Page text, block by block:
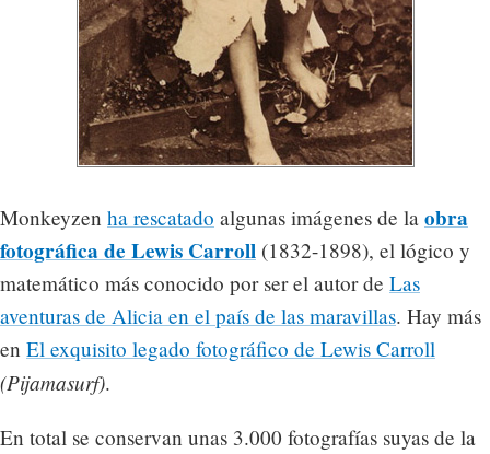
Monkeyzen ha rescatado algunas imágenes de la obra
fotográfica de Lewis Carroll (1832-1898), el lógico y
matemático más conocido por ser el autor de Las
aventuras de Alicia en el país de las maravillas. Hay más
en El exquisito legado fotográfico de Lewis Carroll
(Pijamasurf).
En total se conservan unas 3.000 fotografías suyas de la